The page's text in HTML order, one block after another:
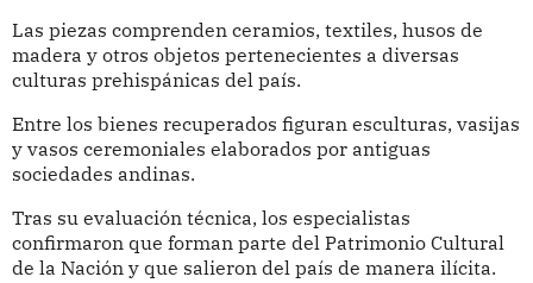
Las piezas comprenden ceramios, textiles, husos de
madera y otros objetos pertenecientes a diversas
culturas prehispánicas del país.
Entre los bienes recuperados figuran esculturas, vasijas
y vasos ceremoniales elaborados por antiguas
sociedades andinas.
Tras su evaluación técnica, los especialistas
confirmaron que forman parte del Patrimonio Cultural
de la Nación y que salieron del país de manera ilícita.